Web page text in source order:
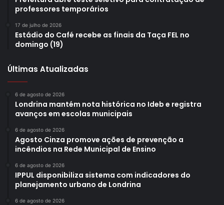
esportivos aprovados passaram por análise realizada por
duas comissões diferentes. Inicialmente, a avaliação de
toda a documentação protocolada é feita pela Comissão
Técnica de Elaboração e Análise do Edital de Chamamento
servidores da FEL e fica responsável por produzir o edital
de abertura e analisar todas as propostas recebidas,
relacionando os documentos em um formulário de análise
e indicando o atendimento ou não ao edital.
professores temporários
17 de julho de 2026
Estádio do Café recebe as finais da Taça FEL no
domingo (19)
Últimas Atualizadas
6 de agosto de 2026
Londrina mantém nota histórica no Ideb e registra
avanços em escolas municipais
6 de agosto de 2026
Agosto Cinza promove ações de prevenção a
incêndios na Rede Municipal de Ensino
6 de agosto de 2026
IPPUL disponibiliza sistema com indicadores do
planejamento urbano de Londrina
6 de agosto de 2026